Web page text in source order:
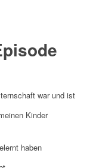
war und ist
Kinder
haben